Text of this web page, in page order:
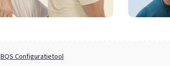
BQS Configuratietool